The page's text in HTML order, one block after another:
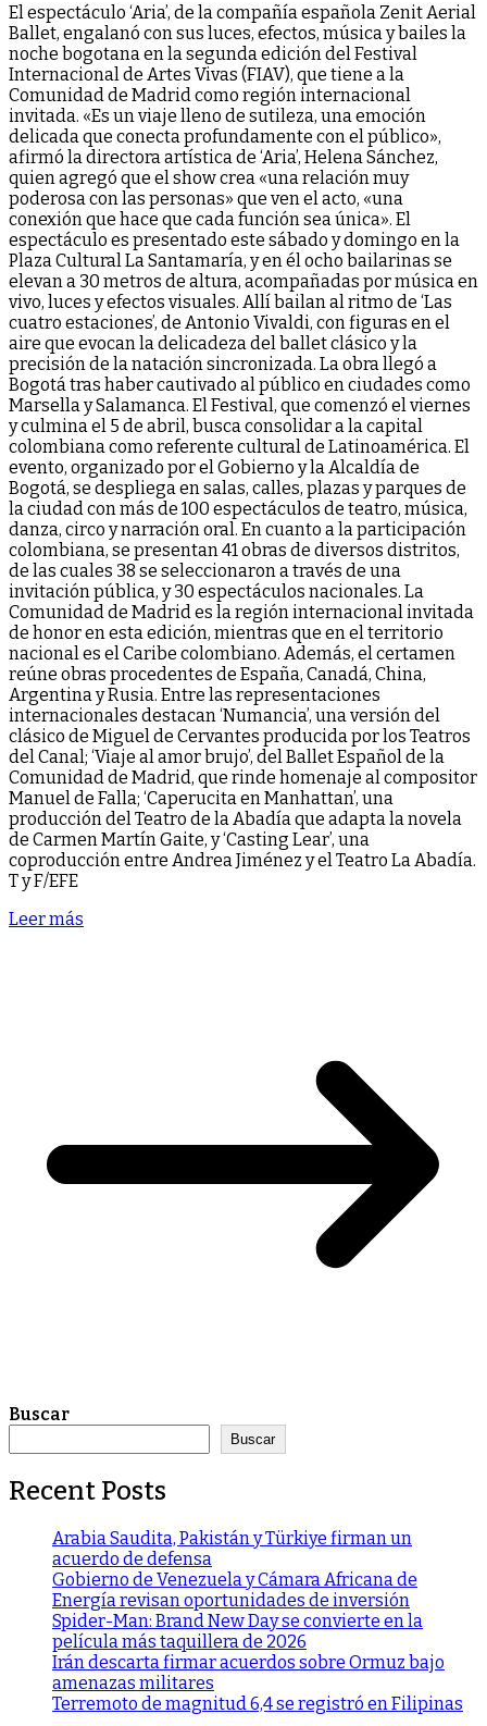
El espectáculo ‘Aria’, de la compañía española Zenit Aerial
Ballet, engalanó con sus luces, efectos, música y bailes la
noche bogotana en la segunda edición del Festival
Internacional de Artes Vivas (FIAV), que tiene a la
Comunidad de Madrid como región internacional
invitada. «Es un viaje lleno de sutileza, una emoción
delicada que conecta profundamente con el público»,
afirmó la directora artística de ‘Aria’, Helena Sánchez,
quien agregó que el show crea «una relación muy
poderosa con las personas» que ven el acto, «una
conexión que hace que cada función sea única». El
espectáculo es presentado este sábado y domingo en la
Plaza Cultural La Santamaría, y en él ocho bailarinas se
elevan a 30 metros de altura, acompañadas por música en
vivo, luces y efectos visuales. Allí bailan al ritmo de ‘Las
cuatro estaciones’, de Antonio Vivaldi, con figuras en el
aire que evocan la delicadeza del ballet clásico y la
precisión de la natación sincronizada. La obra llegó a
Bogotá tras haber cautivado al público en ciudades como
Marsella y Salamanca. El Festival, que comenzó el viernes
y culmina el 5 de abril, busca consolidar a la capital
colombiana como referente cultural de Latinoamérica. El
evento, organizado por el Gobierno y la Alcaldía de
Bogotá, se despliega en salas, calles, plazas y parques de
la ciudad con más de 100 espectáculos de teatro, música,
danza, circo y narración oral. En cuanto a la participación
colombiana, se presentan 41 obras de diversos distritos,
de las cuales 38 se seleccionaron a través de una
invitación pública, y 30 espectáculos nacionales. La
Comunidad de Madrid es la región internacional invitada
de honor en esta edición, mientras que en el territorio
nacional es el Caribe colombiano. Además, el certamen
reúne obras procedentes de España, Canadá, China,
Argentina y Rusia. Entre las representaciones
internacionales destacan ‘Numancia’, una versión del
clásico de Miguel de Cervantes producida por los Teatros
del Canal; ‘Viaje al amor brujo’, del Ballet Español de la
Comunidad de Madrid, que rinde homenaje al compositor
Manuel de Falla; ‘Caperucita en Manhattan’, una
producción del Teatro de la Abadía que adapta la novela
de Carmen Martín Gaite, y ‘Casting Lear’, una
coproducción entre Andrea Jiménez y el Teatro La Abadía.
T y F/EFE
Leer más
Buscar
Buscar
Recent Posts
Arabia Saudita, Pakistán y Türkiye firman un
acuerdo de defensa
Gobierno de Venezuela y Cámara Africana de
Energía revisan oportunidades de inversión
Spider-Man: Brand New Day se convierte en la
película más taquillera de 2026
Irán descarta firmar acuerdos sobre Ormuz bajo
amenazas militares
Terremoto de magnitud 6,4 se registró en Filipinas